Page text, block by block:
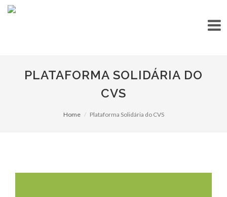
PLATAFORMA SOLIDÁRIA DO
CVS
Home Plataforma Solidária do CVS